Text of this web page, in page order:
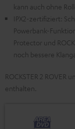
kann auch ohne
IPX2-zertifiziert:
Powerbank-
Protector und
noch bessere
ROCKSTER 2
enthalten.